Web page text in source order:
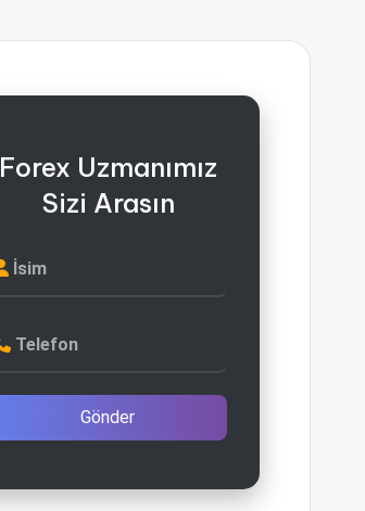
Forex Uzmanımız
Sizi Arasın
İsim
Telefon
Gönder